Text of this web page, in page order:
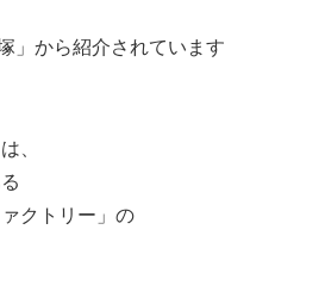
」から紹介されています
、
クトリー」の